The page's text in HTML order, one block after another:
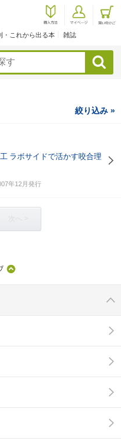
・これから出る本 雑誌
検索
絞り込み »
ラボサイドで活かす咬合理
年12月発行